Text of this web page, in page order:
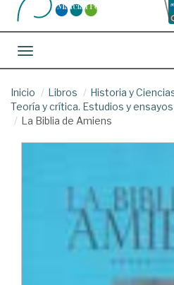
Toggle navigation
Inicio Libros Historia y
Teoría y crítica. Estudios y
La Biblia de Amiens